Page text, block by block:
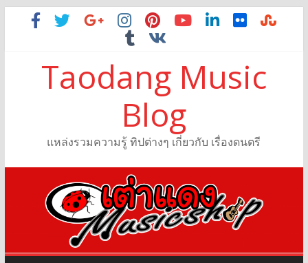
Taodang Music
Blog
แหล่งรวมความรู้ ทิปต่างๆ เกี่ยวกับ เรื่องดนตรี